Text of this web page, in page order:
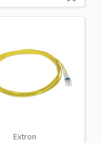
Extron